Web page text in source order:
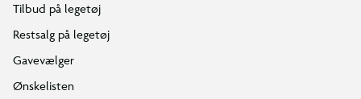
Tilbud på legetøj
Restsalg på legetøj
Gavevælger
Ønskelisten